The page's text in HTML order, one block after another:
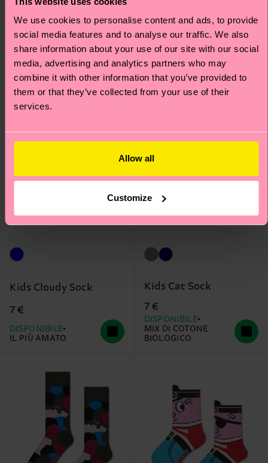
We use cookies to personalise content and ads, to provide
social media features and to analyse our traffic. We also
share information about your use of our site with our social
media, advertising and analytics partners who may
combine it with other information that you’ve provided to
them or that they’ve collected from your use of their
services.
Allow all
Customize
Kids Cat Sock
DISPONIBILE
MIX DI COTONE
BIOLOGICO
DISPONIBILE
MIX DI COTONE
BIOLOGICO
Kids Cloudy Sock
7 €
DISPONIBILE
IL PIÙ AMATO
Kids Cat Sock
7 €
DISPONIBILE
MIX DI COTONE
BIOLOGICO